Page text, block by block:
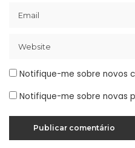
Notifique-me sobre novos
Notifique-me sobre novas